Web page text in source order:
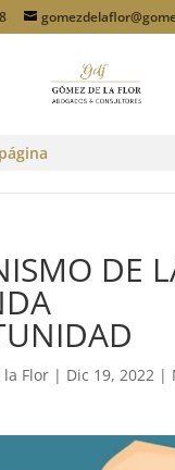
DE
la Flor| Dic 19, 2022|